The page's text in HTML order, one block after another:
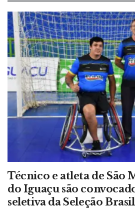
Técnico e atleta de São
do Iguaçu são
seletiva da Seleção